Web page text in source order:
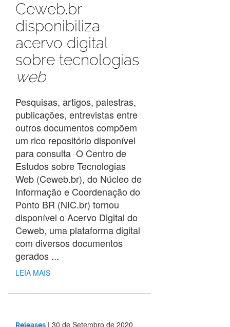
Ceweb.br
disponibiliza
acervo digital
sobre tecnologias
web
Pesquisas, artigos, palestras,
publicações, entrevistas entre
outros documentos compõem
um rico repositório disponível
para consulta O Centro de
Estudos sobre Tecnologias
Web (Ceweb.br), do Núcleo de
Informação e Coordenação do
Ponto BR (NIC.br) tornou
disponível o Acervo Digital do
Ceweb, uma plataforma digital
com diversos documentos
gerados ...
LEIA MAIS
Releases | 30 de Setembro de 2020